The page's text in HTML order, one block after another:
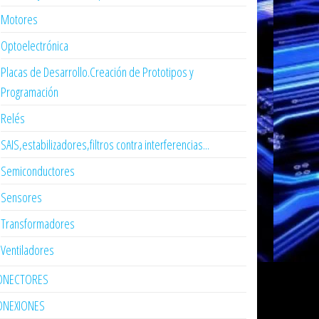
Motores
Optoelectrónica
Placas de Desarrollo.Creación de Prototipos y
Programación
Relés
SAIS,estabilizadores,filtros contra interferencias...
Semiconductores
Sensores
Transformadores
Ventiladores